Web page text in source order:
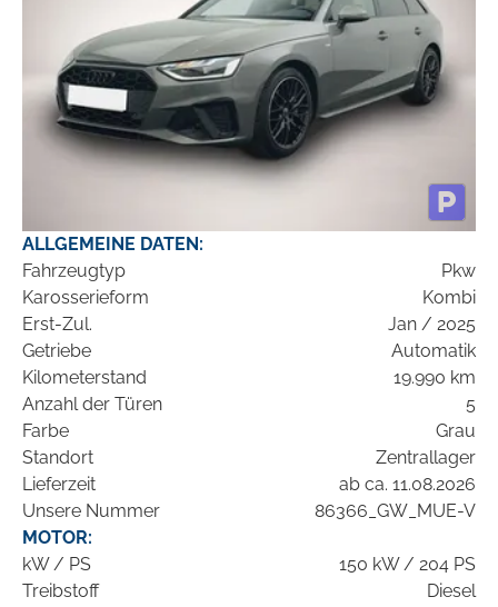
ALLGEMEINE DATEN:
Fahrzeugtyp
Pkw
Karosserieform
Kombi
Erst-Zul.
Jan / 2025
Getriebe
Automatik
Kilometerstand
19.990 km
Anzahl der Türen
5
Farbe
Grau
Standort
Zentrallager
Lieferzeit
ab ca. 11.08.2026
Unsere Nummer
86366_GW_MUE-V
MOTOR:
kW / PS
150 kW / 204 PS
Treibstoff
Diesel